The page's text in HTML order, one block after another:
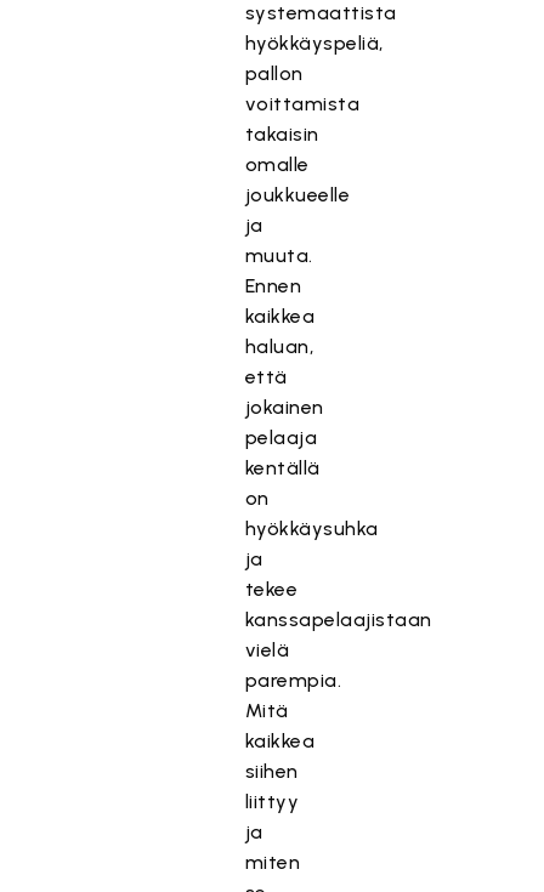
systemaattista
hyökkäyspeliä,
pallon
voittamista
takaisin
omalle
joukkueelle
ja
muuta.
Ennen
kaikkea
haluan,
että
jokainen
pelaaja
kentällä
on
hyökkäysuhka
ja
tekee
kanssapelaajistaan
vielä
parempia.
Mitä
kaikkea
siihen
liittyy
ja
miten